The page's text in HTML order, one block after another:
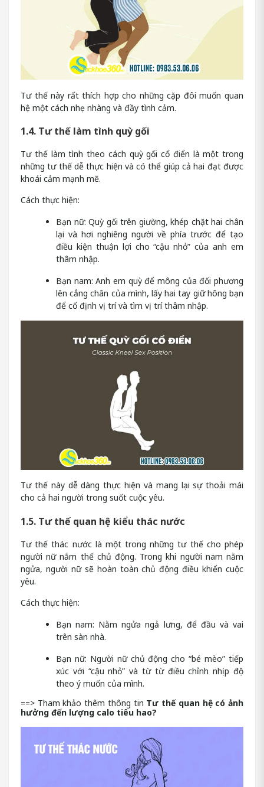
Tư thế này rất thích hợp cho những cặp đôi muốn quan
hệ một cách nhẹ nhàng và đầy tình cảm.
1.4. Tư thế làm tình quỳ gối
Tư thế làm tình theo cách quỳ gối cổ điển là một trong
những tư thế dễ thực hiện và có thể giúp cả hai đạt được
khoái cảm mạnh mẽ.
Cách thực hiện:
Bạn nữ: Quỳ gối trên giường, khép chặt hai chân
lại và hơi nghiêng người về phía trước để tạo
điều kiện thuận lợi cho “cậu nhỏ” của anh em
thâm nhập.
Bạn nam: Anh em quỳ để mông của đối phương
lên cẳng chân của mình, lấy hai tay giữ hông bạn
để cố định vị trí và tìm vị trí thâm nhập.
Tư thế này dễ dàng thực hiện và mang lại sự thoải mái
cho cả hai người trong suốt cuộc yêu.
1.5. Tư thế quan hệ kiểu thác nước
Tư thế thác nước là một trong những tư thế cho phép
người nữ nắm thế chủ động. Trong khi người nam nằm
ngửa, người nữ sẽ hoàn toàn chủ động điều khiển cuộc
yêu.
Cách thực hiện:
Bạn nam: Nằm ngửa ngả lưng, để đầu và vai
trên sàn nhà.
Bạn nữ: Người nữ chủ động cho “bé mèo” tiếp
xúc với “cậu nhỏ” và từ từ điều chỉnh nhịp độ
theo ý muốn của mình.
==> Tham khảo thêm thông tin Tư thế quan hệ có ảnh
hưởng đến lượng calo tiêu hao?